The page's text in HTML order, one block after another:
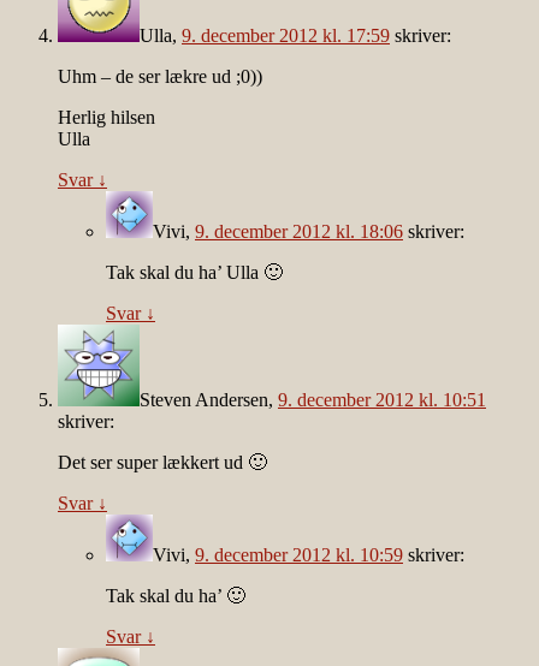
Ulla, 9. december 2012 kl. 17:59 skriver:
Uhm – de ser lækre ud ;0))
Herlig hilsen
Ulla
Svar ↓
Vivi, 9. december 2012 kl. 18:06 skriver:
Tak skal du ha’ Ulla 🙂
Svar ↓
Steven Andersen, 9. december 2012 kl. 10:51
skriver:
Det ser super lækkert ud 🙂
Svar ↓
Vivi, 9. december 2012 kl. 10:59 skriver:
Tak skal du ha’ 🙂
Svar ↓